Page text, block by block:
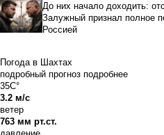
До них начало доходить:
Залужный признал полное
Россией
Погода в Шахтах
подробный прогноз подробнее
35C°
3.2 м/с
ветер
763 мм рт.ст.